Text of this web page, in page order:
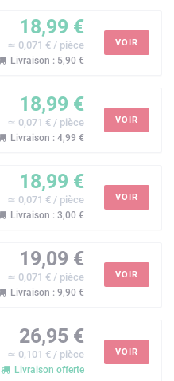
18,99 €
≃ 0,071 € / pièce
Livraison : 5,90 €
VOIR
18,99 €
≃ 0,071 € / pièce
Livraison : 4,99 €
VOIR
18,99 €
≃ 0,071 € / pièce
Livraison : 3,00 €
VOIR
19,09 €
≃ 0,071 € / pièce
Livraison : 9,90 €
VOIR
26,95 €
≃ 0,101 € / pièce
Livraison offerte
VOIR